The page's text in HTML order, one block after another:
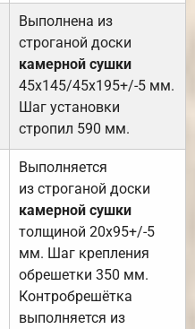
Выполнена из
строганой доски
камерной сушки
45х145/45х195+/-5 мм.
Шаг установки
стропил 590 мм.
Выполняется
из строганой доски
камерной сушки
толщиной 20х95+/-5
мм. Шаг крепления
обрешетки 350 мм.
Контробрешётка
выполняется из